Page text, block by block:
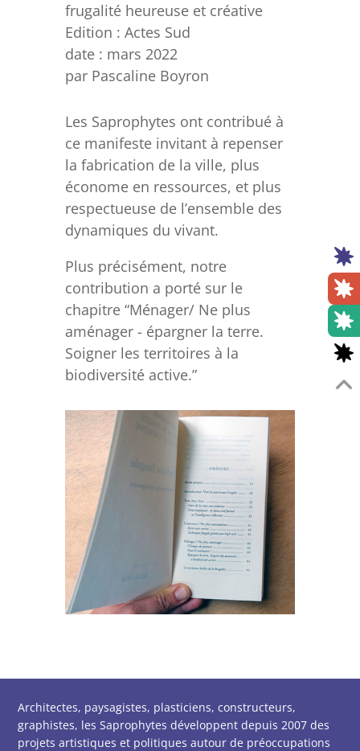
frugalité heureuse et créative
Edition : Actes Sud
date : mars 2022
par Pascaline Boyron
Les Saprophytes ont contribué à
ce manifeste invitant à repenser
la fabrication de la ville, plus
économe en ressources, et plus
respectueuse de l’ensemble des
dynamiques du vivant.
Plus précisément, notre
contribution a porté sur le
chapitre “Ménager/ Ne plus
aménager - épargner la terre.
Soigner les territoires à la
biodiversité active.”
Architectes, paysagistes, plasticiens, constructeurs,
graphistes, les Saprophytes développent depuis 2007 des
projets artistiques et politiques autour de préoccupations